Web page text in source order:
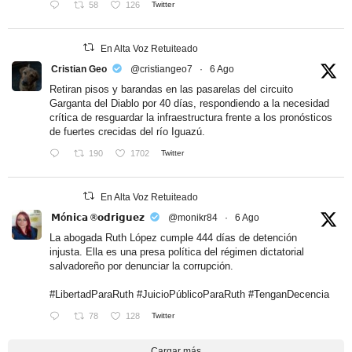
58 126 Twitter
En Alta Voz Retuiteado
Cristian Geo
@cristiangeo7 · 6 Ago
Retiran pisos y barandas en las pasarelas del circuito
Garganta del Diablo por 40 días, respondiendo a la necesidad
crítica de resguardar la infraestructura frente a los pronósticos
de fuertes crecidas del río Iguazú.
190 1702 Twitter
En Alta Voz Retuiteado
𝗠ó𝗻𝗶𝗰𝗮 ®𝗼𝗱𝗿𝗶𝗴𝘂𝗲𝘇
@monikr84 · 6 Ago
La abogada Ruth López cumple 444 días de detención
injusta. Ella es una presa política del régimen dictatorial
salvadoreño por denunciar la corrupción.
#LibertadParaRuth #JuicioPúblicoParaRuth #TenganDecencia
78 128 Twitter